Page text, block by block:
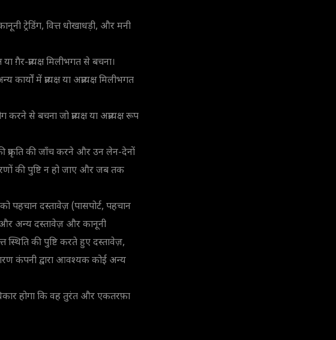
ट्रेडिंग, वित्त धोखाधड़ी, और मनी
ग़ैर-प्रत्यक्ष मिलीभगत से बचना।
में प्रत्यक्ष या अप्रत्यक्ष मिलीभगत
से बचना जो प्रत्यक्ष या अप्रत्यक्ष रूप
प्रकृति की जाँच करने और उन लेन-देनों
की पुष्टि न हो जाए और जब तक
दस्तावेज़ (पासपोर्ट, पहचान
और अन्य दस्तावेज़ और कानूनी
स्थिति की पुष्टि करते हुए दस्तावेज़,
कंपनी द्वारा आवश्यक कोई अन्य
होगा कि वह तुरंत और एकतरफ़ा